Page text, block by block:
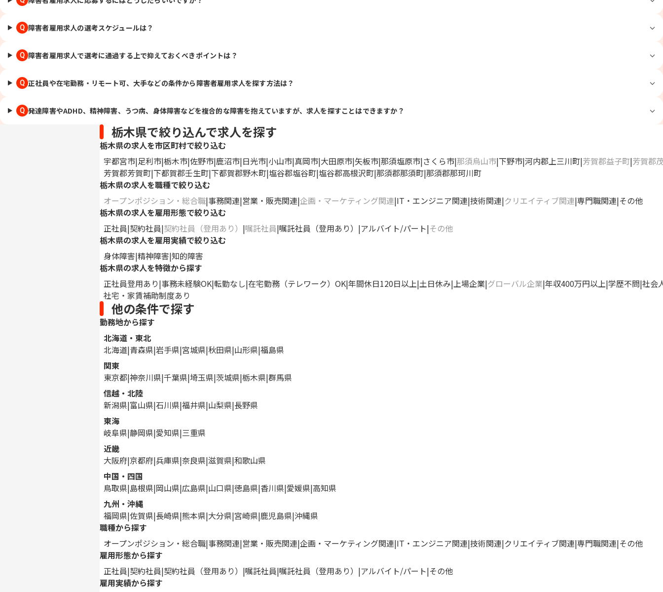
Q 障害者雇用求人の選考スケジュールは？
Q 障害者雇用求人で選考に通過する上で抑えておくべきポイントは？
Q 正社員や在宅勤務・リモート可、大手などの条件から障害者雇用求人を探す方法は？
Q 発達障害やADHD、精神障害、うつ病、身体障害などを複合的な障害を抱えていますが、求人を探すことはできますか？
栃木県で絞り込んで求人を探す
栃木県の求人を市区町村で絞り込む
宇都宮市 足利市 栃木市 佐野市 鹿沼市 日光市 小山市 真岡市 大田原市 矢板市 那須塩原市 さくら市 那須烏山市 下野市 河内郡上三川町 芳賀郡益子町 芳賀郡
芳賀郡芳賀町 下都賀郡壬生町 下都賀郡野木町 塩谷郡塩谷町 塩谷郡高根沢町 那須郡那須町 那須郡那珂川町
栃木県の求人を職種で絞り込む
オープンポジション・総合職 事務関連 営業・販売関連 企画・マーケティング関連 IT・エンジニア関連 技術関連 クリエイティブ関連 専門職関連 その他
栃木県の求人を雇用形態で絞り込む
正社員 契約社員 契約社員（登用あり） 嘱託社員 嘱託社員（登用あり） アルバイト/パート その他
栃木県の求人を雇用実績で絞り込む
身体障害 精神障害 知的障害
栃木県の求人を特徴から探す
正社員登用あり 事務未経験OK 転勤なし 在宅勤務（テレワーク）OK 年間休日120日以上 土日休み 上場企業 グローバル企業 年収400万円以上 学歴不問 社会
社宅・家賃補助制度あり
他の条件で探す
勤務地から探す
北海道・東北
北海道 青森県 岩手県 宮城県 秋田県 山形県 福島県
関東
東京都 神奈川県 千葉県 埼玉県 茨城県 栃木県 群馬県
信越・北陸
新潟県 富山県 石川県 福井県 山梨県 長野県
東海
岐阜県 静岡県 愛知県 三重県
近畿
大阪府 京都府 兵庫県 奈良県 滋賀県 和歌山県
中国・四国
鳥取県 島根県 岡山県 広島県 山口県 徳島県 香川県 愛媛県 高知県
九州・沖縄
福岡県 佐賀県 長崎県 熊本県 大分県 宮崎県 鹿児島県 沖縄県
職種から探す
オープンポジション・総合職 事務関連 営業・販売関連 企画・マーケティング関連 IT・エンジニア関連 技術関連 クリエイティブ関連 専門職関連 その他
雇用形態から探す
正社員 契約社員 契約社員（登用あり） 嘱託社員 嘱託社員（登用あり） アルバイト/パート その他
雇用実績から探す